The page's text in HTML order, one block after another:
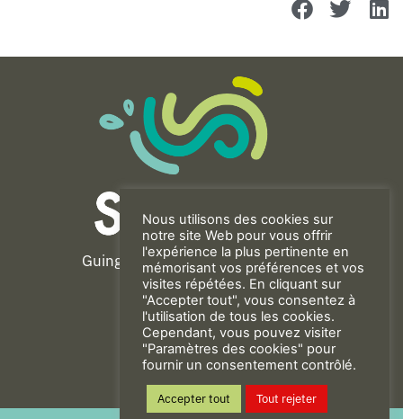
Guingamp-Paimpol Agglomération
11 rue de la Trinité
22200 GUINGAMP
02 96 40 23 82
CONTACT
Nous utilisons des cookies sur
notre site Web pour vous offrir
l'expérience la plus pertinente en
mémorisant vos préférences et vos
visites répétées. En cliquant sur
"Accepter tout", vous consentez à
l'utilisation de tous les cookies.
Cependant, vous pouvez visiter
"Paramètres des cookies" pour
fournir un consentement contrôlé.
Accepter tout Tout rejeter